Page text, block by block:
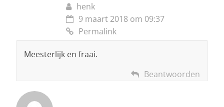
henk
9 maart 2018 om 09:37
Permalink
Meesterlijk en fraai.
Beantwoorden